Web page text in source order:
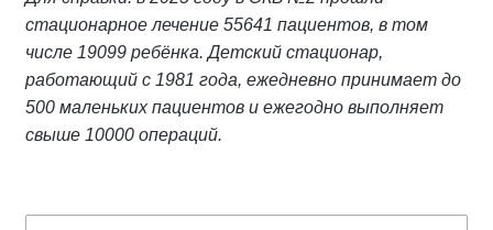
стационарное лечение 55641 пациентов, в том
числе 19099 ребёнка. Детский стационар,
работающий с 1981 года, ежедневно принимает до
500 маленьких пациентов и ежегодно выполняет
свыше 10000 операций.